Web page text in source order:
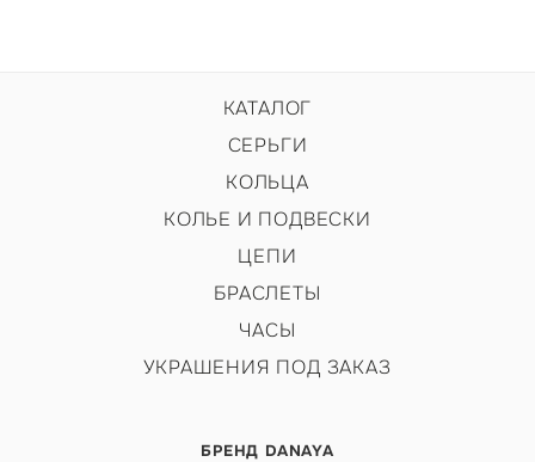
КАТАЛОГ
СЕРЬГИ
КОЛЬЦА
КОЛЬЕ И ПОДВЕСКИ
ЦЕПИ
БРАСЛЕТЫ
ЧАСЫ
УКРАШЕНИЯ ПОД ЗАКАЗ
БРЕНД DANAYA